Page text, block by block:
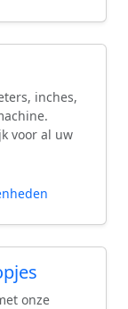
inches,
voor al uw
onze